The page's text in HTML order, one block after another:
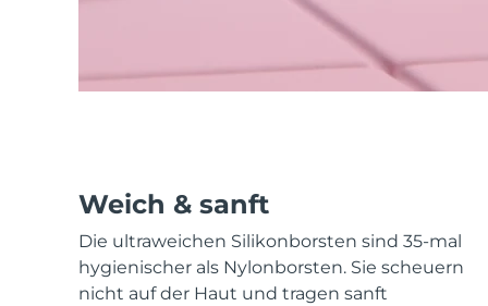
Weich & sanft
Die ultraweichen Silikonborsten sind 35-mal
hygienischer als Nylonborsten. Sie scheuern
nicht auf der Haut und tragen sanft